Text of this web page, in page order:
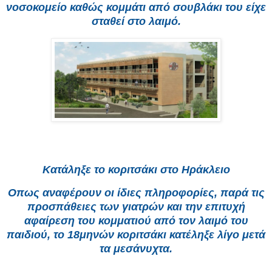
νοσοκομείο καθώς κομμάτι από σουβλάκι του είχε
σταθεί στο λαιμό.
Κατάληξε το κοριτσάκι στο Ηράκλειο
Οπως αναφέρουν οι ίδιες πληροφορίες, παρά τις
προσπάθειες των γιατρών και την επιτυχή
αφαίρεση του κομματιού από τον λαιμό του
παιδιού, το 18μηνών κοριτσάκι κατέληξε λίγο μετά
τα μεσάνυχτα.